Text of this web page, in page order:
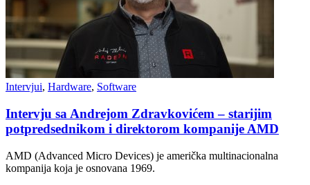
Intervjui, Hardware, Software
Intervju sa Andrejom Zdravkovićem – starijim
potpredsednikom i direktorom kompanije AMD
AMD (Advanced Micro Devices) je američka multinacionalna
kompanija koja je osnovana 1969.